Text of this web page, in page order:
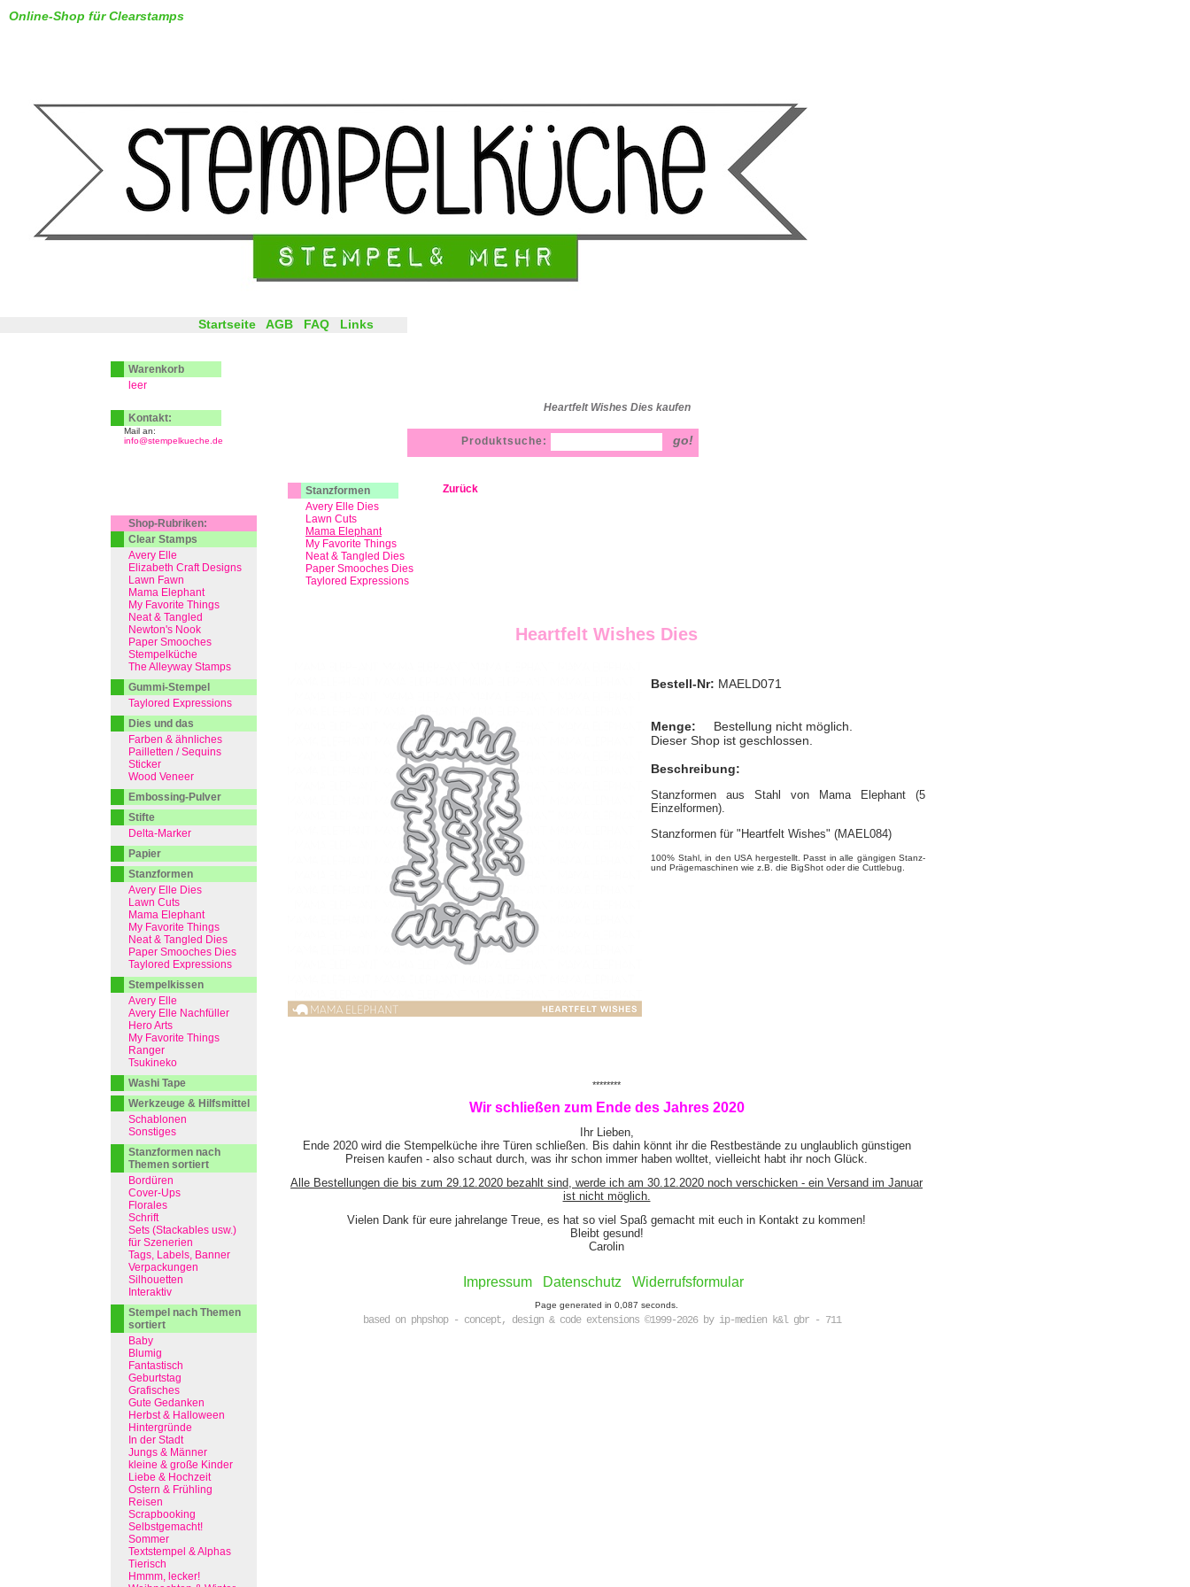
Heartfelt Wishes Dies kaufen
Online-Shop für Clearstamps
Stanzformen
Avery Elle Dies
Lawn Cuts
Mama Elephant
My Favorite Things
Neat & Tangled Dies
Paper Smooches Dies
Taylored Expressions
Zurück
Heartfelt Wishes Dies
Bestell-Nr: MAELD071
Menge:
Bestellung nicht möglich.
Dieser Shop ist geschlossen.
Beschreibung:
Stanzformen aus Stahl von Mama Elephant (5
Einzelformen).
Stanzformen für "Heartfelt Wishes" (MAEL084)
100% Stahl, in den USA hergestellt. Passt in alle gängigen Stanz-
und Prägemaschinen wie z.B. die BigShot oder die Cuttlebug.
********
Wir schließen zum Ende des Jahres 2020
Ihr Lieben,
Ende 2020 wird die Stempelküche ihre Türen schließen. Bis dahin könnt ihr die Restbestände zu unglaublich günstigen
Preisen kaufen - also schaut durch, was ihr schon immer haben wolltet, vielleicht habt ihr noch Glück.
Alle Bestellungen die bis zum 29.12.2020 bezahlt sind, werde ich am 30.12.2020 noch verschicken - ein Versand im Januar
ist nicht möglich.
Vielen Dank für eure jahrelange Treue, es hat so viel Spaß gemacht mit euch in Kontakt zu kommen!
Bleibt gesund!
Carolin
Impressum Datenschutz Widerrufsformular
Page generated in 0,087 seconds.
based on phpshop - concept, design & code extensions ©1999-2026 by ip-medien k&l gbr - 711
Startseite AGB FAQ Links
Produktsuche:
Warenkorb
leer
Kontakt:
Mail an:
info@stempelkueche.de
Shop-Rubriken:
Clear Stamps
Avery Elle
Elizabeth Craft Designs
Lawn Fawn
Mama Elephant
My Favorite Things
Neat & Tangled
Newton's Nook
Paper Smooches
Stempelküche
The Alleyway Stamps
Gummi-Stempel
Taylored Expressions
Dies und das
Farben & ähnliches
Pailletten / Sequins
Sticker
Wood Veneer
Embossing-Pulver
Stifte
Delta-Marker
Papier
Stanzformen
Avery Elle Dies
Lawn Cuts
Mama Elephant
My Favorite Things
Neat & Tangled Dies
Paper Smooches Dies
Taylored Expressions
Stempelkissen
Avery Elle
Avery Elle Nachfüller
Hero Arts
My Favorite Things
Ranger
Tsukineko
Washi Tape
Werkzeuge & Hilfsmittel
Schablonen
Sonstiges
Stanzformen nach
Themen sortiert
Bordüren
Cover-Ups
Florales
Schrift
Sets (Stackables usw.)
für Szenerien
Tags, Labels, Banner
Verpackungen
Silhouetten
Interaktiv
Stempel nach Themen
sortiert
Baby
Blumig
Fantastisch
Geburtstag
Grafisches
Gute Gedanken
Herbst & Halloween
Hintergründe
In der Stadt
Jungs & Männer
kleine & große Kinder
Liebe & Hochzeit
Ostern & Frühling
Reisen
Scrapbooking
Selbstgemacht!
Sommer
Textstempel & Alphas
Tierisch
Hmmm, lecker!